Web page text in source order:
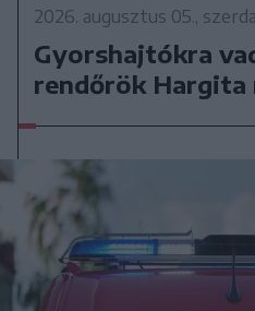
2026. augusztus 05., szerda
Gyorshajtókra
rendőrök Hargita